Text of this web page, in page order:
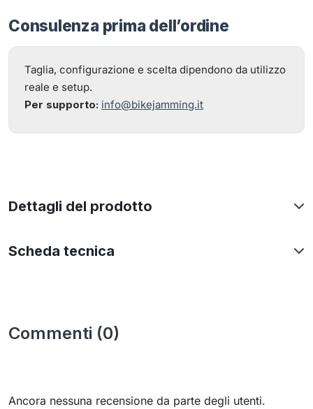
Consulenza prima dell’ordine
Taglia, configurazione e scelta dipendono da utilizzo
reale e setup.
Per supporto: info@bikejamming.it
Dettagli del prodotto
Scheda tecnica
Commenti (0)
Ancora nessuna recensione da parte degli utenti.